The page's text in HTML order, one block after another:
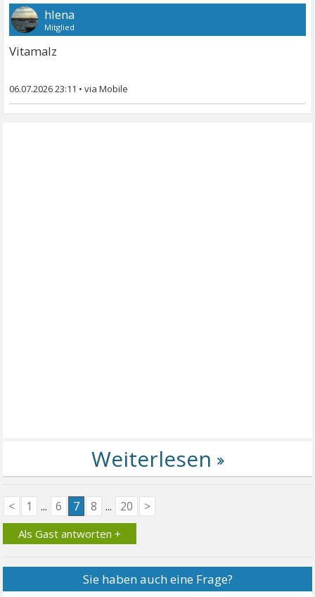
hlena
Mitglied
Vitamalz
06.07.2026 23:11 •
< 1 ... 6 7 8 ... 20 >
Als Gast antworten +
Sie haben auch eine Frage?